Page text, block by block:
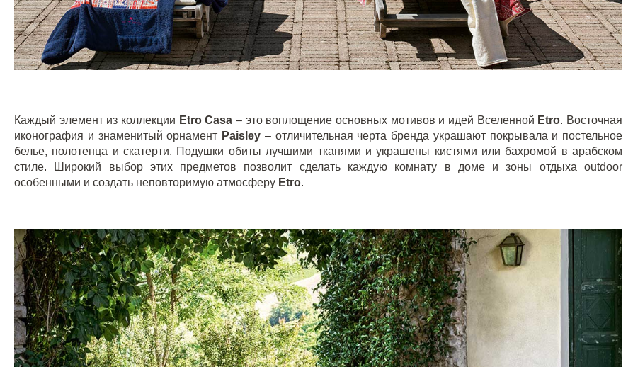
Каждый элемент из коллекции Etro Casa – это воплощение основных мотивов и идей Вселенной Etro. Восточная
иконография и знаменитый орнамент Paisley – отличительная черта бренда украшают покрывала и постельное
белье, полотенца и скатерти. Подушки обиты лучшими тканями и украшены кистями или бахромой в арабском
стиле. Широкий выбор этих предметов позволит сделать каждую комнату в доме и зоны отдыха outdoor
особенными и создать неповторимую атмосферу Etro.